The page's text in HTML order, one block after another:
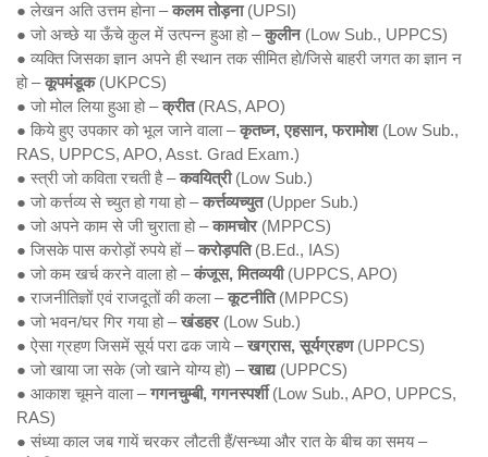
● लेखन अति उत्तम होना –कलम तोड़ना(UPSI)
● जो अच्छे या ऊँचे कुल में उत्पन्न हुआ हो –कुलीन(Low Sub., UPPCS)
● व्यक्ति जिसका ज्ञान अपने ही स्थान तक सीमित हो/जिसे बाहरी जगत का ज्ञान न
हो –कूपमंडूक(UKPCS)
● जो मोल लिया हुआ हो –क्रीत(RAS, APO)
● किये हुए उपकार को भूल जाने वाला –कृतघ्न, एहसान, फरामोश(Low Sub.,
RAS, UPPCS, APO, Asst. Grad Exam.)
● स्त्री जो कविता रचती है –कवयित्री(Low Sub.)
● जो कर्त्तव्य से च्युत हो गया हो –कर्त्तव्यच्युत(Upper Sub.)
● जो अपने काम से जी चुराता हो –कामचोर(MPPCS)
● जिसके पास करोड़ों रुपये हों –करोड़पति(B.Ed., IAS)
● जो कम खर्च करने वाला हो –कंजूस, मितव्ययी(UPPCS, APO)
● राजनीतिज्ञों एवं राजदूतों की कला –कूटनीति(MPPCS)
● जो भवन/घर गिर गया हो –खंडहर(Low Sub.)
● ऐसा ग्रहण जिसमें सूर्य परा ढक जाये –खग्रास, सूर्यग्रहण(UPPCS)
● जो खाया जा सके (जो खाने योग्य हो) –खाद्य(UPPCS)
● आकाश चूमने वाला –गगनचुम्बी, गगनस्पर्शी(Low Sub., APO, UPPCS,
RAS)
● संध्या काल जब गायें चरकर लौटती हैं/सन्ध्या और रात के बीच का समय –